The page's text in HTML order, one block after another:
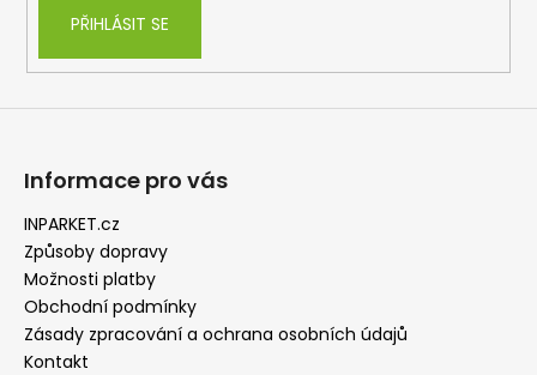
PŘIHLÁSIT SE
Informace pro vás
INPARKET.cz
Způsoby dopravy
Možnosti platby
Obchodní podmínky
Zásady zpracování a ochrana osobních údajů
Kontakt